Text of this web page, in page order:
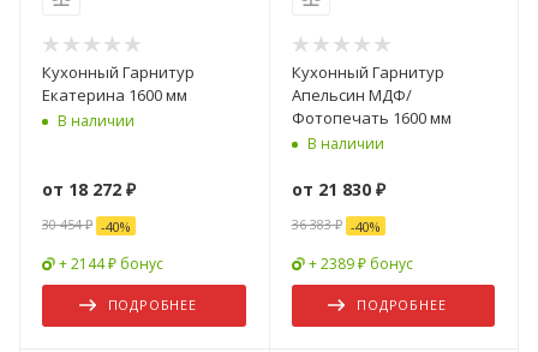
Кухонный Гарнитур
Екатерина 1600 мм
В наличии
от 18 272 ₽
30 454 ₽ -40%
+ 2144 ₽ бонус
ПОДРОБНЕЕ
Кухонный Гарнитур
Апельсин МДФ/
Фотопечать 1600 мм
В наличии
от 21 830 ₽
36 383 ₽ -40%
+ 2389 ₽ бонус
ПОДРОБНЕЕ